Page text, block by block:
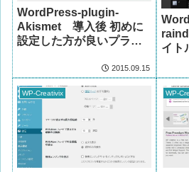
WordPress-plugin-
Akismet 導入後 初めに
設定した方が良いプラグ
2015.09.15
イト
WP-Creativix WP-